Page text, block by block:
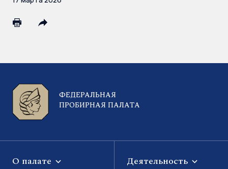
ФЕДЕРАЛЬНАЯ
ПРОБИРНАЯ ПАЛАТА
О палате Деятельность